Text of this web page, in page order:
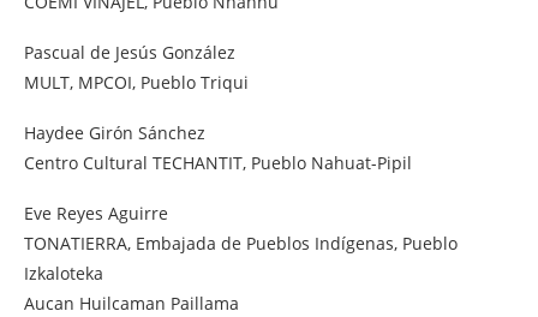
Pascual de Jesús González
MULT, MPCOI, Pueblo Triqui
Haydee Girón Sánchez
Centro Cultural TECHANTIT, Pueblo Nahuat-Pipil
Eve Reyes Aguirre
TONATIERRA, Embajada de Pueblos Indígenas, Pueblo
Izkaloteka
Aucan Huilcaman Paillama